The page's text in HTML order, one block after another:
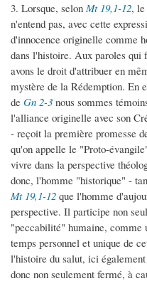
3. Lorsque, selon Mt 19,1-12,
n'entend pas, avec cette
d'innocence originelle comme
dans l'histoire. Aux paroles qui
avons le droit d'attribuer en
mystère de la Rédemption. En
de Gn 2-3 nous sommes
l'alliance originelle avec son
- reçoit la première promesse
qu'on appelle le "Proto-
vivre dans la perspective
donc, l'homme "historique" -
Mt 19,1-12 que l'homme
perspective. Il participe non
"peccabilité" humaine, comme
temps personnel et unique de
l'histoire du salut, ici
donc non seulement fermé, à